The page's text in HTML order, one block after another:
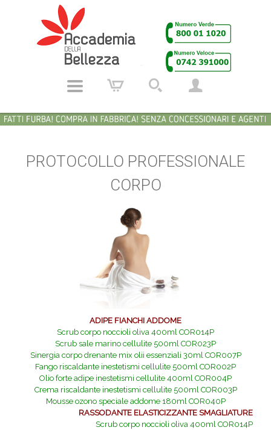
PROTOCOLLO PROFESSIONALE
CORPO
ADIPE FIANCHI ADDOME
Scrub corpo noccioli oliva 400ml COR014P
Scrub sale marino cellulite 500ml COR023P
Sinergia corpo drenante mix olii essenziali 30ml COR007P
Fango riscaldante inestetismi cellulite 500ml COR002P
Olio forte adipe inestetismi cellulite 400ml COR004P
Crema riscaldante inestetismi cellulite 500ml COR003P
Mousse ozono speciale addome 180ml COR040P
RASSODANTE ELASTICIZZANTE SMAGLIATURE
Scrub corpo noccioli oliva 400ml COR014P